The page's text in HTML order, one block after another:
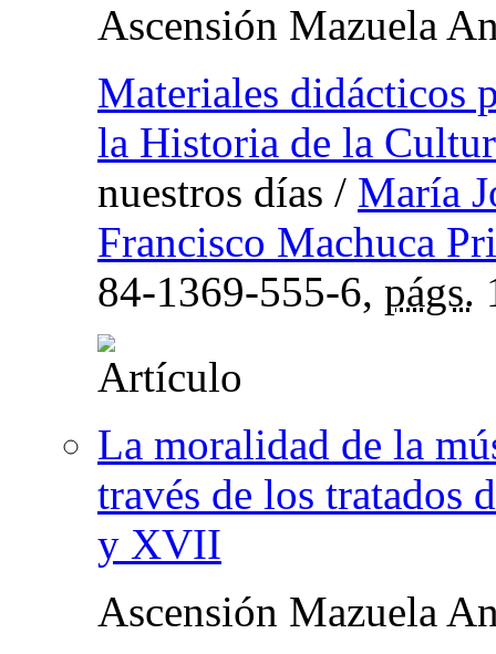
Ascensión Mazuela
Materiales didácticos
la Historia de la
nuestros días / María
Francisco Machuca
84-1369-555-6, págs.
La moralidad de la
través de los tratados
y XVII
Ascensión Mazuela